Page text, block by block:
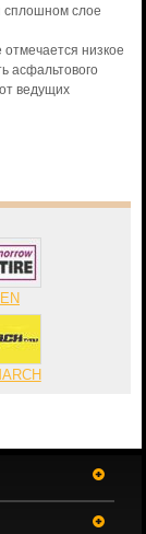
сплошном слое
низкое
асфальтового
ведущих